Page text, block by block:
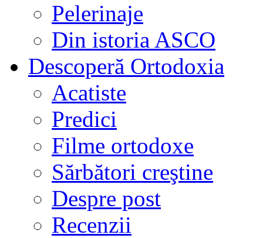
Pelerinaje
Din istoria ASCO
Descoperă Ortodoxia
Acatiste
Predici
Filme ortodoxe
Sărbători creştine
Despre post
Recenzii